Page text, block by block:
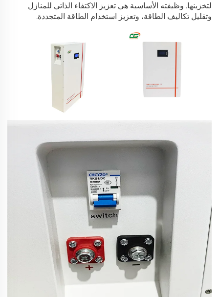
لتخزينها. وظيفته الأساسية هي تعزيز الاكتفاء الذاتي للمنازل
وتقليل تكاليف الطاقة، وتعزيز استخدام الطاقة المتجددة.